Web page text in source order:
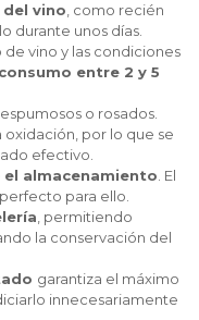
vino , como recién
durante unos días.
vino y las condiciones
entre 2 y 5
o rosados.
oxidación, por lo que se
efectivo.
almacenamiento . El
para ello.
, permitiendo
la conservación del
garantiza el máximo
innecesariamente